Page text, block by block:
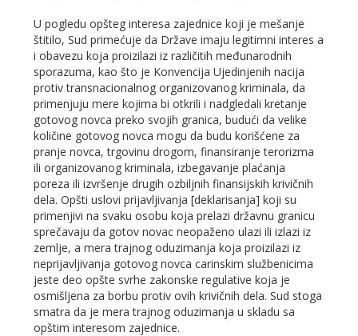
U pogledu opšteg interesa zajednice koji je mešanje
štitilo, Sud primećuje da Države imaju legitimni interes a
i obavezu koja proizilazi iz različitih međunarodnih
sporazuma, kao što je Konvencija Ujedinjenih nacija
protiv transnacionalnog organizovanog kriminala, da
primenjuju mere kojima bi otkrili i nadgledali kretanje
gotovog novca preko svojih granica, budući da velike
količine gotovog novca mogu da budu korišćene za
pranje novca, trgovinu drogom, finansiranje terorizma
ili organizovanog kriminala, izbegavanje plaćanja
poreza ili izvršenje drugih ozbiljnih finansijskih krivičnih
dela. Opšti uslovi prijavljivanja [deklarisanja] koji su
primenjivi na svaku osobu koja prelazi državnu granicu
sprečavaju da gotov novac neopaženo ulazi ili izlazi iz
zemlje, a mera trajnog oduzimanja koja proizilazi iz
neprijavljivanja gotovog novca carinskim službenicima
jeste deo opšte svrhe zakonske regulative koja je
osmišljena za borbu protiv ovih krivičnih dela. Sud stoga
smatra da je mera trajnog oduzimanja u skladu sa
opštim interesom zajednice.